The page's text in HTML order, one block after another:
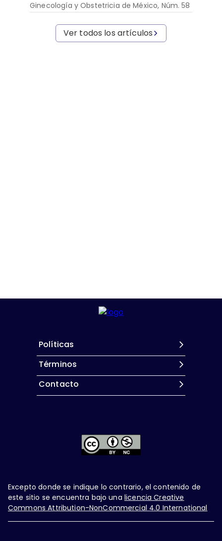
Ginecología y Obstetricia de México, Núm. 58
Ver todos los artículos
Políticas
Términos
Contacto
Excepto donde se indique lo contrario, el contenido de
este sitio se encuentra bajo una licencia Creative
Commons Attribution-NonCommercial 4.0 International